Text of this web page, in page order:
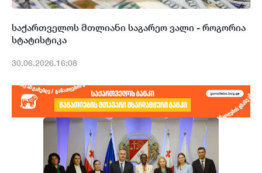
საქართველოს მთლიანი საგარეო ვალი - როგორია
სტატისტიკა
30.06.2026.16:08